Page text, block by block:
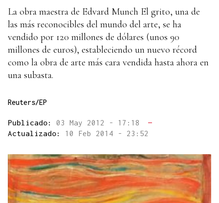
La obra maestra de Edvard Munch El grito, una de
las más reconocibles del mundo del arte, se ha
vendido por 120 millones de dólares (unos 90
millones de euros), estableciendo un nuevo récord
como la obra de arte más cara vendida hasta ahora en
una subasta.
Reuters/EP
Publicado: 03 May 2012 - 17:18
—
Actualizado: 10 Feb 2014 - 23:52